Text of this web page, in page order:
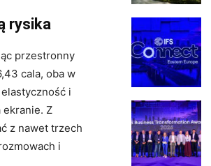
rysika
przestronny
cala, oba w
i
Z
z nawet trzech
i